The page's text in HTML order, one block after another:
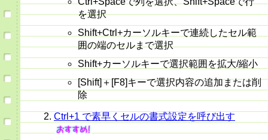
を選択
Shift+Ctrl+カーソルキーで連続したセル範
囲の端のセルまで選択
Shift+カーソルキーで選択範囲を拡大/縮小
[Shift]＋[F8]キーで選択内容の追加または削
除
Ctrl+1 で素早くセルの書式設定を呼び出す